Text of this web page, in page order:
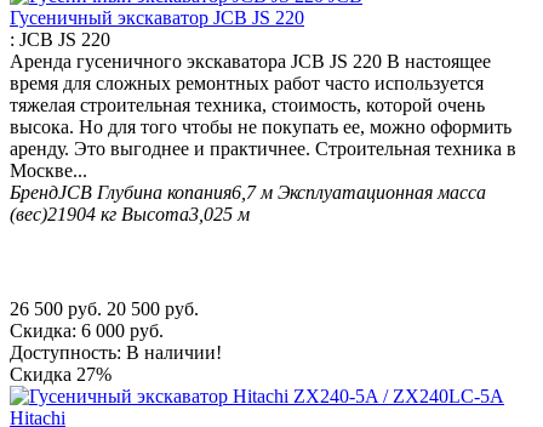
Гусеничный экскаватор JCB JS 220
: JCB JS 220
Аренда гусеничного экскаватора JCB JS 220 В настоящее
время для сложных ремонтных работ часто используется
тяжелая строительная техника, стоимость, которой очень
высока. Но для того чтобы не покупать ее, можно оформить
аренду. Это выгоднее и практичнее. Строительная техника в
Москве...
БрендJCB Глубина копания6,7 м Эксплуатационная масса
(вес)21904 кг Высота3,025 м
26 500 руб. 20 500 руб.
Скидка: 6 000 руб.
Доступность: В наличии!
Скидка 27%